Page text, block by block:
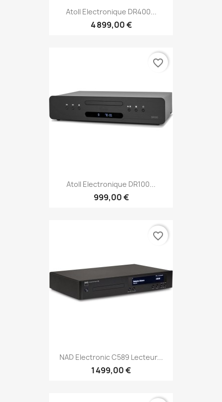
Atoll Electronique DR400...
4 899,00 €
Atoll Electronique DR100...
999,00 €
favorite_border
NAD Electronic C589 Lecteur...
1 499,00 €
favorite_border